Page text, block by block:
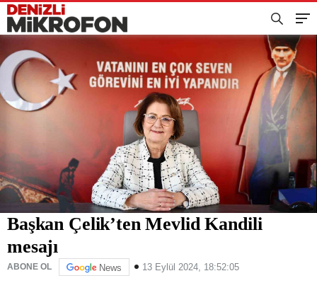
Başkan Çelik’ten Mevlid Kandili
mesajı
ABONE OL News 13 Eylül 2024, 18:52:05